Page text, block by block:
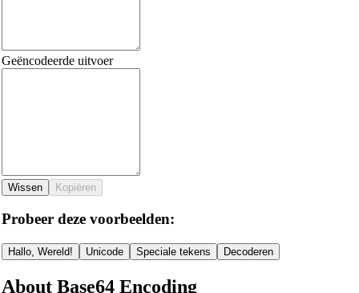
Geëncodeerde uitvoer
Wissen Kopiëren
Probeer deze voorbeelden:
Hallo, Wereld! Unicode Speciale tekens Decoderen
About Base64 Encoding